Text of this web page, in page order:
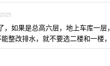
，如果是总高六层，地上车库一
整改排水，就不要选二楼和一楼